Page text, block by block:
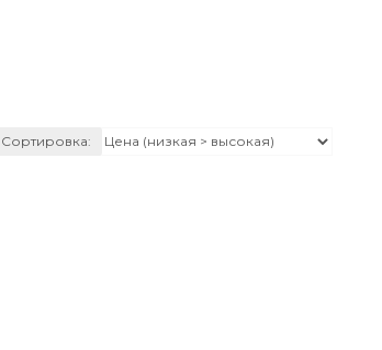
Сортировка: